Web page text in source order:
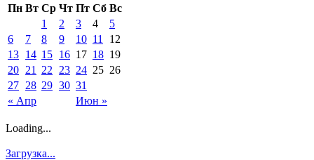
Пн Вт Ср Чт Пт Сб Вс
« Апр Июн »
1 2 3 4
5
6
7 8 9 10 11
12
13 14 15 16 17 18 19
20 21 22 23 24 25 26
27 28 29 30 31
Loading...
Загрузка...